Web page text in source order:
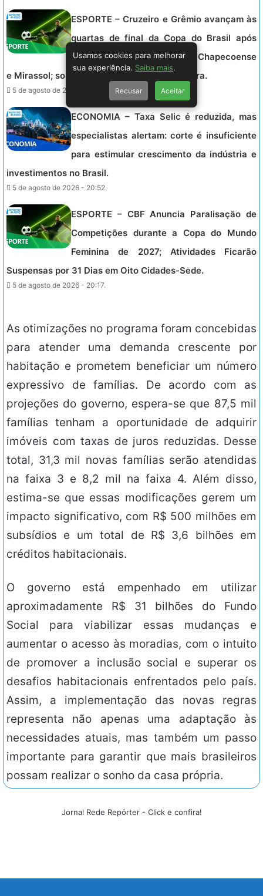
ESPORTE – Cruzeiro e Grêmio avançam às
quartas de final da Copa do Brasil após
derrotas convincentes sobre Chapecoense
e Mirassol; sorteio será na próxima terça-feira.
5 de agosto de 2026 - 21:54.
ECONOMIA – Taxa Selic é reduzida, mas
especialistas alertam: corte é insuficiente
para estimular crescimento da indústria e
investimentos no Brasil.
5 de agosto de 2026 - 20:52.
ESPORTE – CBF Anuncia Paralisação de
Competições durante a Copa do Mundo
Feminina de 2027; Atividades Ficarão
Suspensas por 31 Dias em Oito Cidades-Sede.
5 de agosto de 2026 - 20:17.
As otimizações no programa foram concebidas
para atender uma demanda crescente por
habitação e prometem beneficiar um número
expressivo de famílias. De acordo com as
projeções do governo, espera-se que 87,5 mil
famílias tenham a oportunidade de adquirir
imóveis com taxas de juros reduzidas. Desse
total, 31,3 mil novas famílias serão atendidas
na faixa 3 e 8,2 mil na faixa 4. Além disso,
estima-se que essas modificações gerem um
impacto significativo, com R$ 500 milhões em
subsídios e um total de R$ 3,6 bilhões em
créditos habitacionais.
O governo está empenhado em utilizar
aproximadamente R$ 31 bilhões do Fundo
Social para viabilizar essas mudanças e
aumentar o acesso às moradias, com o intuito
de promover a inclusão social e superar os
desafios habitacionais enfrentados pelo país.
Assim, a implementação das novas regras
representa não apenas uma adaptação às
necessidades atuais, mas também um passo
importante para garantir que mais brasileiros
possam realizar o sonho da casa própria.
Jornal Rede Repórter - Click e confira!
Usamos cookies para melhorar
sua experiência. Saiba mais.
Recusar Aceitar